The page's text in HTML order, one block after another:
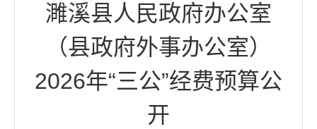
濉溪县人民政府办公室
（县政府外事办公室）
2026年“三公”经费预算公
开